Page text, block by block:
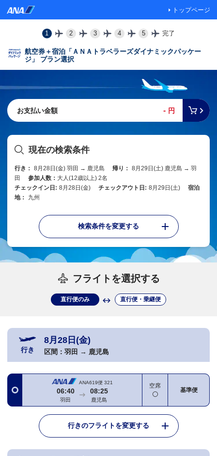
トップページ
1 2 3 4 5 完了
航空券＋宿泊「ＡＮＡトラベラーズダイナミックパッケー
ジ」 プラン選択
お支払い金額 - 円
現在の検索条件
行き： 8月28日(金) 羽田 → 鹿児島 帰り： 8月29日(土) 鹿児島 → 羽
田
参加人数： 大人(12歳以上) 2名
チェックイン日: 8月28日(金) チェックアウト日: 8月29日(土)
宿泊
地：
九州
検索条件を変更する
フライトを選択する
直行便のみ 直行便・乗継便
行き
8月28日(金)
区間： 羽田 → 鹿児島
ANA619便 321
06:40
羽田
08:25
鹿児島
空席
基準便
行きのフライトを変更する